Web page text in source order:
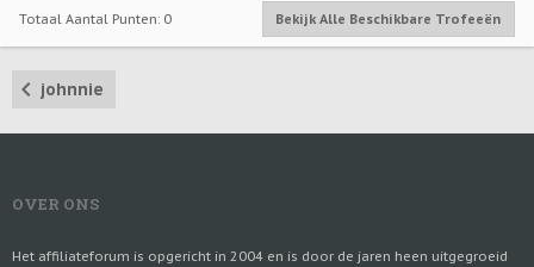
Totaal Aantal Punten: 0 Bekijk Alle Beschikbare Trofeeën
johnnie
OVER ONS
Het affiliateforum is opgericht in 2004 en is door de jaren heen uitgegroeid